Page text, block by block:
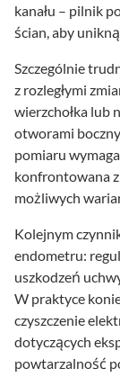
kanału – pilnik
ścian, aby
Szczególnie
z rozległymi
wierzchołka lub
otworami
pomiaru
konfrontowana
możliwych
Kolejnym
endometru:
uszkodzeń
W praktyce
czyszczenie
dotyczących
powtarzalność